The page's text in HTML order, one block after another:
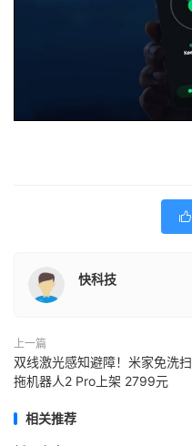

快科技
上一篇
双线激光感知避障！米家免洗扫
拖机器人2 Pro上架 2799元
相关推荐